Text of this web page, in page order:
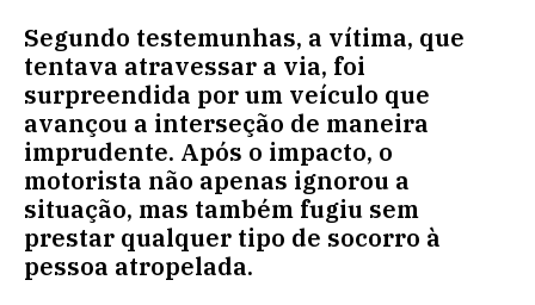
Segundo testemunhas, a vítima, que
tentava atravessar a via, foi
surpreendida por um veículo que
avançou a interseção de maneira
imprudente. Após o impacto, o
motorista não apenas ignorou a
situação, mas também fugiu sem
prestar qualquer tipo de socorro à
pessoa atropelada.